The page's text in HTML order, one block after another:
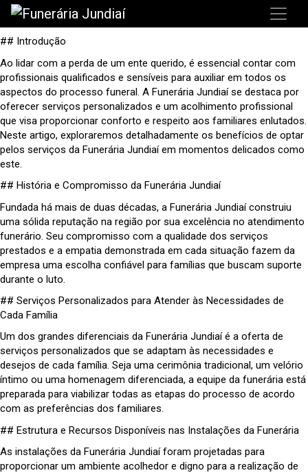
## Introdução
Ao lidar com a perda de um ente querido, é essencial contar com
profissionais qualificados e sensíveis para auxiliar em todos os
aspectos do processo funeral. A Funerária Jundiaí se destaca por
oferecer serviços personalizados e um acolhimento profissional
que visa proporcionar conforto e respeito aos familiares enlutados.
Neste artigo, exploraremos detalhadamente os benefícios de optar
pelos serviços da Funerária Jundiaí em momentos delicados como
este.
## História e Compromisso da Funerária Jundiaí
Fundada há mais de duas décadas, a Funerária Jundiaí construiu
uma sólida reputação na região por sua excelência no atendimento
funerário. Seu compromisso com a qualidade dos serviços
prestados e a empatia demonstrada em cada situação fazem da
empresa uma escolha confiável para famílias que buscam suporte
durante o luto.
## Serviços Personalizados para Atender às Necessidades de
Cada Família
Um dos grandes diferenciais da Funerária Jundiaí é a oferta de
serviços personalizados que se adaptam às necessidades e
desejos de cada família. Seja uma cerimônia tradicional, um velório
íntimo ou uma homenagem diferenciada, a equipe da funerária está
preparada para viabilizar todas as etapas do processo de acordo
com as preferências dos familiares.
## Estrutura e Recursos Disponíveis nas Instalações da Funerária
As instalações da Funerária Jundiaí foram projetadas para
proporcionar um ambiente acolhedor e digno para a realização de